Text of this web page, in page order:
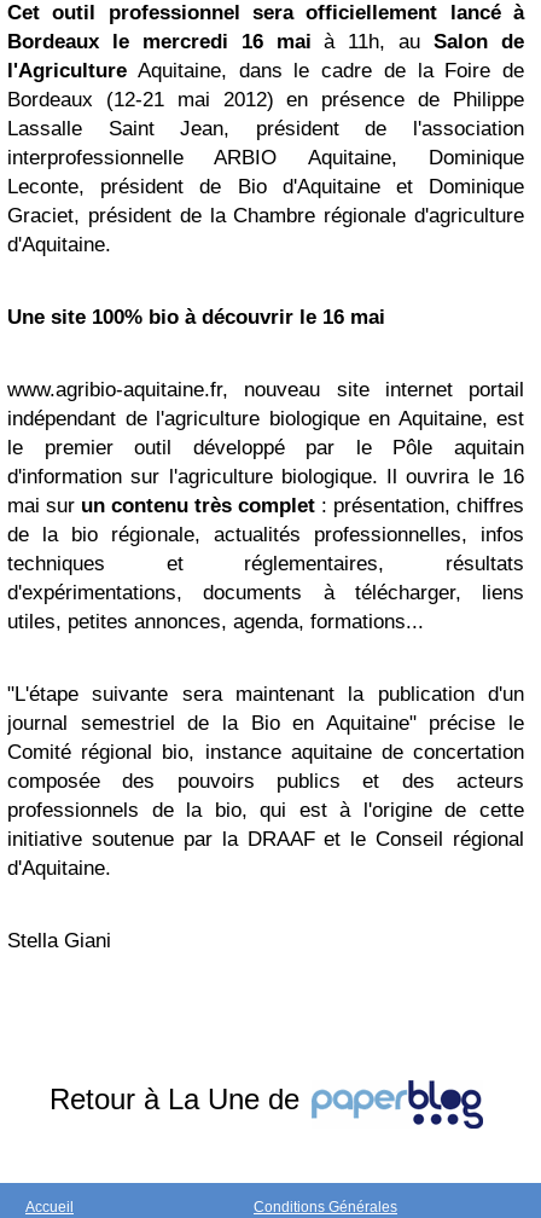
Cet outil professionnel sera officiellement lancé à
Bordeaux le mercredi 16 mai à 11h, auSalon de
l'Agriculture Aquitaine, dans le cadre de la Foire de
Bordeaux (12-21 mai 2012) en présence de Philippe
Lassalle Saint Jean, président de l'association
interprofessionnelle ARBIO Aquitaine, Dominique
Leconte, président de Bio d'Aquitaine et Dominique
Graciet, président de la Chambre régionale d'agriculture
d'Aquitaine.
Une site 100% bio à découvrir le 16 mai
www.agribio-aquitaine.fr, nouveau site internet portail
indépendant de l'agriculture biologique en Aquitaine, est
le premier outil développé par le Pôle aquitain
d'information sur l'agriculture biologique. Il ouvrira le 16
mai sur un contenu très complet : présentation, chiffres
de la bio régionale, actualités professionnelles, infos
techniques et réglementaires, résultats
d'expérimentations, documents à télécharger, liens
utiles, petites annonces, agenda, formations...
"L'étape suivante sera maintenant la publication d'un
journal semestriel de la Bio en Aquitaine" précise le
Comité régional bio, instance aquitaine de concertation
composée des pouvoirs publics et des acteurs
professionnels de la bio, qui est à l'origine de cette
initiative soutenue par la DRAAF et le Conseil régional
d'Aquitaine.
Stella Giani
Retour à La Une de
Accueil Conditions Générales